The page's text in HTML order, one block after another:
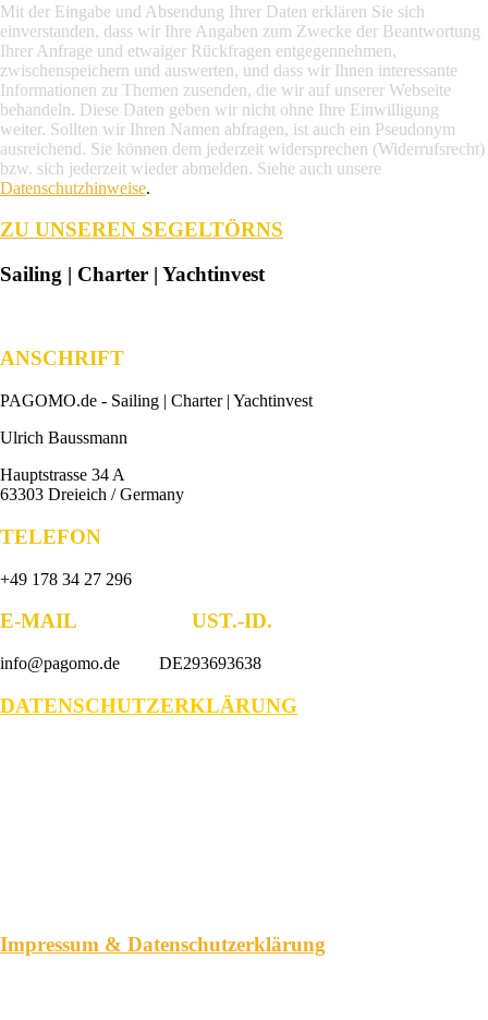
Mit der Eingabe und Absendung Ihrer Daten erklären Sie sich
einverstanden, dass wir Ihre Angaben zum Zwecke der Beantwortung
Ihrer Anfrage und etwaiger Rückfragen entgegennehmen,
zwischenspeichern und auswerten, und dass wir Ihnen interessante
Informationen zu Themen zusenden, die wir auf unserer Webseite
behandeln. Diese Daten geben wir nicht ohne Ihre Einwilligung
weiter. Sollten wir Ihren Namen abfragen, ist auch ein Pseudonym
ausreichend. Sie können dem jederzeit widersprechen (Widerrufsrecht)
bzw. sich jederzeit wieder abmelden. Siehe auch unsere
Datenschutzhinweise.
ZU UNSEREN SEGELTÖRNS
Sailing | Charter | Yachtinvest
ANSCHRIFT
PAGOMO.de - Sailing | Charter | Yachtinvest
Ulrich Baussmann
Hauptstrasse 34 A
63303 Dreieich / Germany
TELEFON
+49 178 34 27 296
E-MAIL UST.-ID.
info@pagomo.de DE293693638
DATENSCHUTZERKLÄRUNG
Impressum & Datenschutzerklärung